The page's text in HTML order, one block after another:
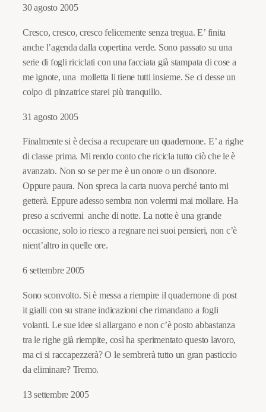
30 agosto 2005
Cresco, cresco, cresco felicemente senza tregua. E’ finita
anche l’agenda dalla copertina verde. Sono passato su una
serie di fogli riciclati con una facciata già stampata di cose a
me ignote, una molletta li tiene tutti insieme. Se ci desse un
colpo di pinzatrice starei più tranquillo.
31 agosto 2005
Finalmente si è decisa a recuperare un quadernone. E’ a righe
di classe prima. Mi rendo conto che ricicla tutto ciò che le è
avanzato. Non so se per me è un onore o un disonore.
Oppure paura. Non spreca la carta nuova perché tanto mi
getterà. Eppure adesso sembra non volermi mai mollare. Ha
preso a scrivermi anche di notte. La notte è una grande
occasione, solo io riesco a regnare nei suoi pensieri, non c’è
nient’altro in quelle ore.
6 settembre 2005
Sono sconvolto. Si è messa a riempire il quadernone di post
it gialli con su strane indicazioni che rimandano a fogli
volanti. Le sue idee si allargano e non c’è posto abbastanza
tra le righe già riempite, così ha sperimentato questo lavoro,
ma ci si raccapezzerà? O le sembrerà tutto un gran pasticcio
da eliminare? Tremo.
13 settembre 2005